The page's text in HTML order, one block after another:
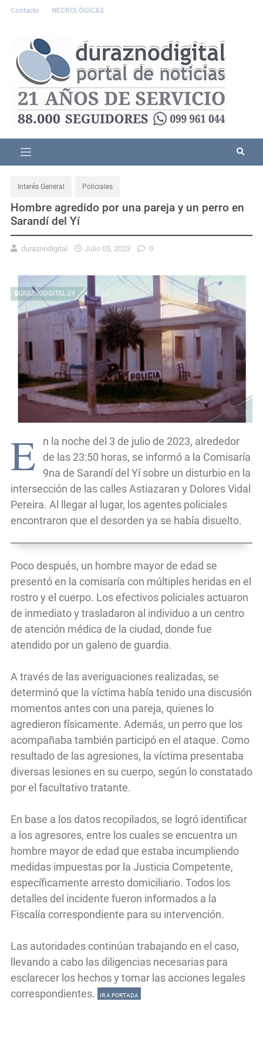
Contacto NECROLÓGICAS
Interés General Policiales
Hombre agredido por una pareja y un perro en
Sarandí del Yí
duraznodigital Julio 05, 2023 0
E
n la noche del 3 de julio de 2023, alrededor
de las 23:50 horas, se informó a la Comisaría
9na de Sarandí del Yí sobre un disturbio en la
intersección de las calles Astiazaran y Dolores Vidal
Pereira. Al llegar al lugar, los agentes policiales
encontraron que el desorden ya se había disuelto.
Poco después, un hombre mayor de edad se
presentó en la comisaría con múltiples heridas en el
rostro y el cuerpo. Los efectivos policiales actuaron
de inmediato y trasladaron al individuo a un centro
de atención médica de la ciudad, donde fue
atendido por un galeno de guardia.
A través de las averiguaciones realizadas, se
determinó que la víctima había tenido una discusión
momentos antes con una pareja, quienes lo
agredieron físicamente. Además, un perro que los
acompañaba también participó en el ataque. Como
resultado de las agresiones, la víctima presentaba
diversas lesiones en su cuerpo, según lo constatado
por el facultativo tratante.
En base a los datos recopilados, se logró identificar
a los agresores, entre los cuales se encuentra un
hombre mayor de edad que estaba incumpliendo
medidas impuestas por la Justicia Competente,
específicamente arresto domiciliario. Todos los
detalles del incidente fueron informados a la
Fiscalía correspondiente para su intervención.
Las autoridades continúan trabajando en el caso,
llevando a cabo las diligencias necesarias para
esclarecer los hechos y tomar las acciones legales
correspondientes.
IR A PORTADA